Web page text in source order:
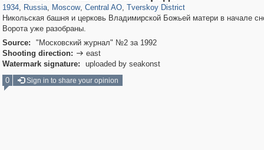
1934, Russia, Moscow, Central AO, Tverskoy District
Никольская башня и церковь Владимирской Божьей матери в начале
Ворота уже разобраны.
Source:
"Московский журнал" №2 за 1992
Shooting direction:  east
Watermark signature:
uploaded by seakonst
0
Sign in to share your opinion